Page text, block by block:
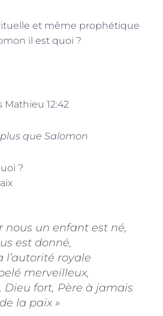
et même prophétique
il est quoi ?
12:42
que Salomon
?
nous un enfant est né,
est donné,
l’autorité royale
merveilleux,
Dieu fort, Père à jamais
la paix »